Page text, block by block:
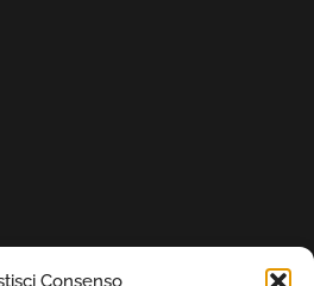
Consenso